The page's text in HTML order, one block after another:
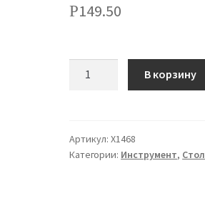
Р149.50
В корзину
Артикул:Х1468
Категории: Инструмент,